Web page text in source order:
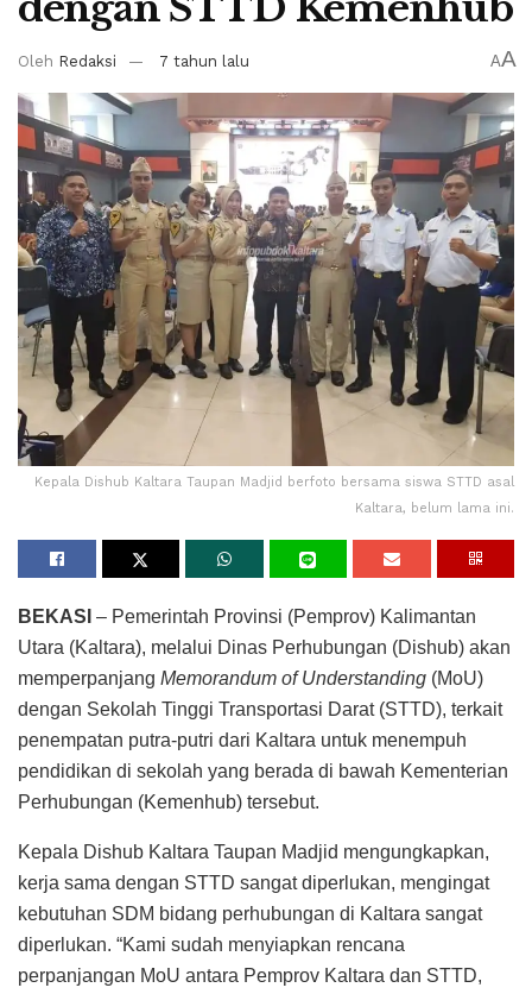
Oleh Redaksi 7 tahun lalu AA
Kepala Dishub Kaltara Taupan Madjid berfoto bersama siswa STTD asal
Kaltara, belum lama ini.
BEKASI – Pemerintah Provinsi (Pemprov) Kalimantan
Utara (Kaltara), melalui Dinas Perhubungan (Dishub) akan
memperpanjang Memorandum of Understanding (MoU)
dengan Sekolah Tinggi Transportasi Darat (STTD), terkait
penempatan putra-putri dari Kaltara untuk menempuh
pendidikan di sekolah yang berada di bawah Kementerian
Perhubungan (Kemenhub) tersebut.
Kepala Dishub Kaltara Taupan Madjid mengungkapkan,
kerja sama dengan STTD sangat diperlukan, mengingat
kebutuhan SDM bidang perhubungan di Kaltara sangat
diperlukan. “Kami sudah menyiapkan rencana
perpanjangan MoU antara Pemprov Kaltara dan STTD,